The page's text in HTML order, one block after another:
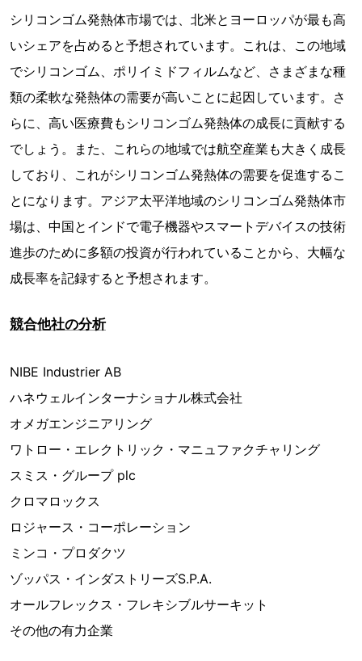
シリコンゴム発熱体市場では、北米とヨーロッパが最も高
いシェアを占めると予想されています。これは、この地域
でシリコンゴム、ポリイミドフィルムなど、さまざまな種
類の柔軟な発熱体の需要が高いことに起因しています。さ
らに、高い医療費もシリコンゴム発熱体の成長に貢献する
でしょう。また、これらの地域では航空産業も大きく成長
しており、これがシリコンゴム発熱体の需要を促進するこ
とになります。アジア太平洋地域のシリコンゴム発熱体市
場は、中国とインドで電子機器やスマートデバイスの技術
進歩のために多額の投資が行われていることから、大幅な
成長率を記録すると予想されます。
競合他社の分析
NIBE Industrier AB
ハネウェルインターナショナル株式会社
オメガエンジニアリング
ワトロー・エレクトリック・マニュファクチャリング
スミス・グループ plc
クロマロックス
ロジャース・コーポレーション
ミンコ・プロダクツ
ゾッパス・インダストリーズS.P.A.
オールフレックス・フレキシブルサーキット
その他の有力企業